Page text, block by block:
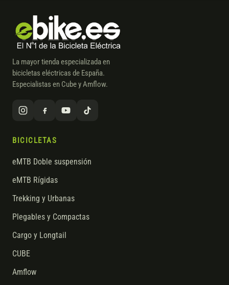
La mayor tienda especializada en
bicicletas eléctricas de España.
Especialistas en Cube y Amflow.
BICICLETAS
eMTB Doble suspensión
eMTB Rígidas
Trekking y Urbanas
Plegables y Compactas
Cargo y Longtail
CUBE
Amflow